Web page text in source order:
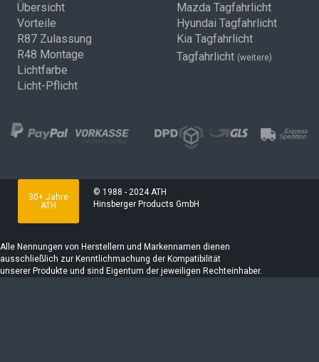
Übersicht
Vorteile
R87 Zulassung
R48 Montage
Lichtfarbe
Licht-Pflicht
Mazda Tagfahrlicht
Hyundai Tagfahrlicht
Kia Tagfahrlicht
Tagfahrlicht (weitere)
30+ Jahre
ATH
© 1988 - 2024 ATH
Hinsberger Products GmbH
Alle Nennungen von Herstellern und Markennamen dienen
ausschließlich zur Kenntlichmachung der Kompatibilität
unserer Produkte und sind Eigentum der jeweiligen Rechteinhaber.